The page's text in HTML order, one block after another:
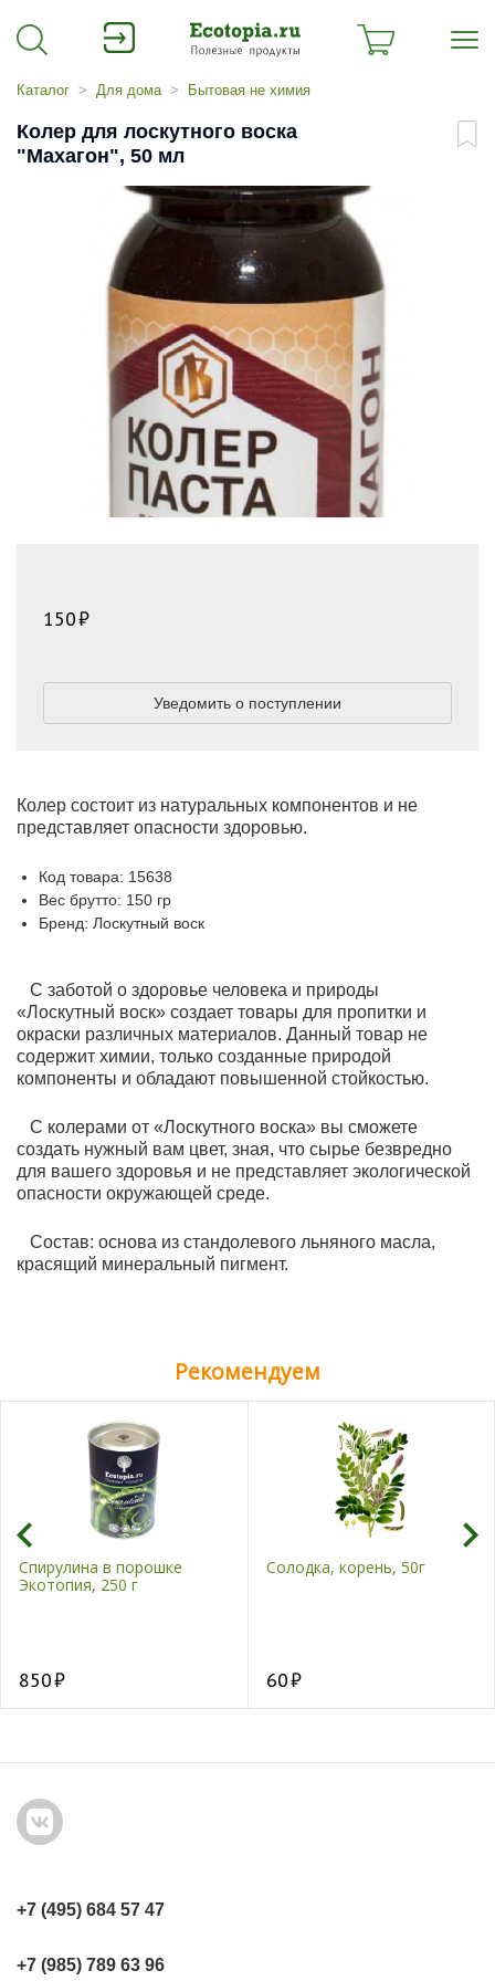
Каталог Для дома Бытовая не химия
Колер для лоскутного воска
"Махагон", 50 мл
Колер состоит из натуральных компонентов и не
представляет опасности здоровью.
Код товара: 15638
Вес брутто: 150 гр
Бренд: Лоскутный воск
150
Уведомить о поступлении
С заботой о здоровье человека и природы
«Лоскутный воск» создает товары для пропитки и
окраски различных материалов. Данный товар не
содержит химии, только созданные природой
компоненты и обладают повышенной стойкостью.
С колерами от «Лоскутного воска» вы сможете
создать нужный вам цвет, зная, что сырье безвредно
для вашего здоровья и не представляет экологической
опасности окружающей среде.
Состав: основа из стандолевого льняного масла,
красящий минеральный пигмент.
Рекомендуем
Спирулина в порошке
Экотопия, 250 г
850
Солодка, корень, 50г
60
+7 (495) 684 57 47
+7 (985) 789 63 96